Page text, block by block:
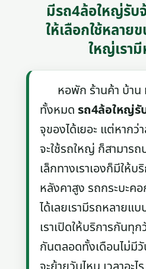
มีรถ4ล้อใหญ่รับ
ให้เลือกใช้หลาย
ใหญ่เรา
หอพัก ร้านค้า บ้าน ห้
ทั้งหมดรถ4ล้อใหญ่รั
จุของได้เยอะ แต่หากว่
จะใช้รถใหญ่ ก็สามารถ
เล็กทางเราเองก็มีให้บ
หลังคาสูง รถกระบะค
ได้เลยเรามีรถหลายแ
เราเปิดให้บริการกันทุ
กันตลอดทั้งเดือนไม่มี